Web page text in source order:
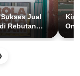
Jual
Rebutan